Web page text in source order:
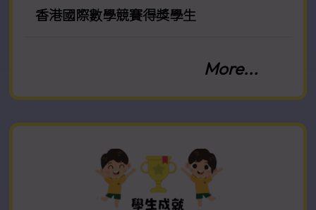
香港國際數學競賽得獎學生
比賽2026得獎學生
More...